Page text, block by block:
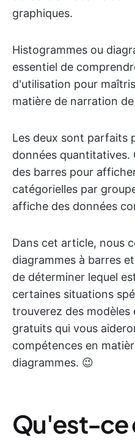
graphiques.
Histogrammes ou
essentiel de
d'utilisation pour
matière de narration
Les deux sont parfaits
données quantitatives.
des barres pour
catégorielles par
affiche des données
Dans cet article, nous
diagrammes à barres
de déterminer lequel
certaines situations
trouverez des modèles
gratuits qui vous
compétences en
diagrammes. 😉
Qu'est-ce